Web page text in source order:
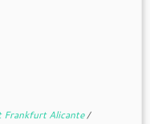
Frankfurt Alicante/